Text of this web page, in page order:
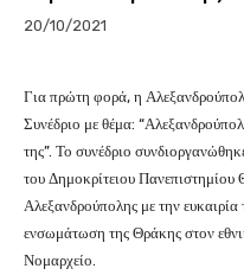
20/10/2021
Για πρώτη φορά, η
Συνέδριο με θέμα:
της”. Το συνέδριο
του Δημοκρίτειου
Αλεξανδρούπολης με την
ενσωμάτωση της Θράκης στον
Νομαρχείο.